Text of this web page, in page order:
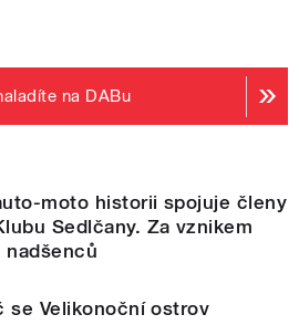
na DABu
moto historii spojuje členy
Sedlčany. Za vznikem
se Velikonoční ostrov